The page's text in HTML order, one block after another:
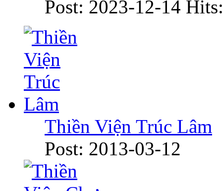
Post: 2023-12-14
Thiền Viện Trúc Lâm
Post: 2013-03-12